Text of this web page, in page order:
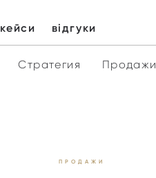
кейси відгуки
Стратегия Продажи
ПРОДАЖИ